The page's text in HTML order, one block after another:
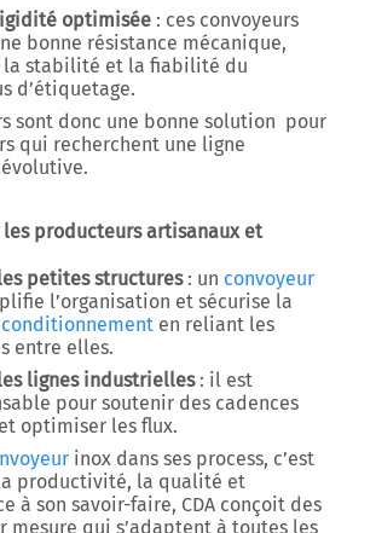
optimisée : ces convoyeurs
bonne résistance mécanique,
la stabilité et la fiabilité du
d’étiquetage.
sont donc une bonne solution pour
qui recherchent une ligne
producteurs artisanaux et
petites structures: un convoyeur
l’organisation et sécurise la
conditionnement en reliant les
entre elles.
lignes industrielles: il est
pour soutenir des cadences
optimiser les flux.
inox dans ses process, c’est
productivité, la qualité et
à son savoir-faire, CDA conçoit des
mesure qui s’adaptent à toutes les